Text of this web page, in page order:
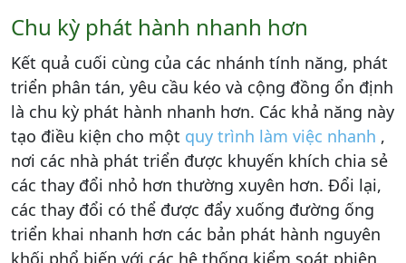
Chu kỳ phát hành nhanh hơn
Kết quả cuối cùng của các nhánh tính năng, phát
triển phân tán, yêu cầu kéo và cộng đồng ổn định
là chu kỳ phát hành nhanh hơn. Các khả năng này
tạo điều kiện cho một quy trình làm việc nhanh ,
nơi các nhà phát triển được khuyến khích chia sẻ
các thay đổi nhỏ hơn thường xuyên hơn. Đổi lại,
các thay đổi có thể được đẩy xuống đường ống
triển khai nhanh hơn các bản phát hành nguyên